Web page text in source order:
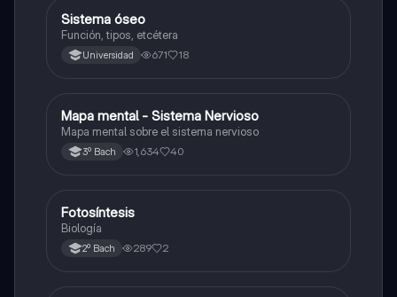
Biología
Sistema óseo
Función, tipos, etcétera
Universidad 671 18
Biología
Mapa mental - Sistema Nervioso
Mapa mental sobre el sistema nervioso
3º Bach 1,634 40
Biología
Fotosíntesis
Biología
2º Bach 289 2